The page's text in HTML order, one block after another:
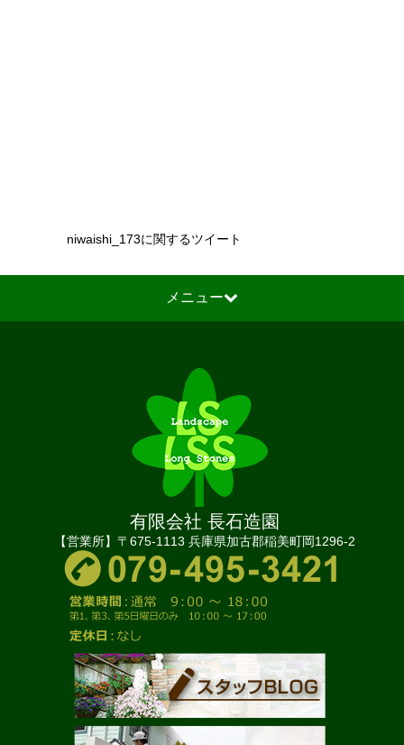
niwaishi_173に関するツイート
メニュー
有限会社 長石造園
【営業所】〒675-1113 兵庫県加古郡稲美町岡1296-2